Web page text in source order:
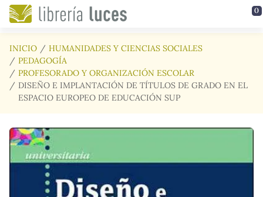
Saltar al contenido principal 0
INICIO
HUMANIDADES Y CIENCIAS SOCIALES
PEDAGOGÍA
PROFESORADO Y ORGANIZACIÓN ESCOLAR
DISEÑO E IMPLANTACIÓN DE TÍTULOS DE GRADO EN EL
ESPACIO EUROPEO DE EDUCACIÓN SUP